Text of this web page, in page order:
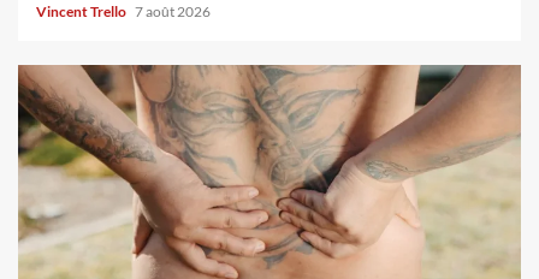
Vincent Trello 7 août 2026